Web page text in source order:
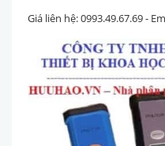
Giá liên hệ: 0993.49.67.69 -